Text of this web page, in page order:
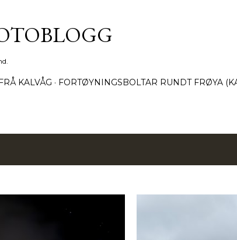
KALVÅG FORTØYNINGSBOLTAR RUNDT FRØYA